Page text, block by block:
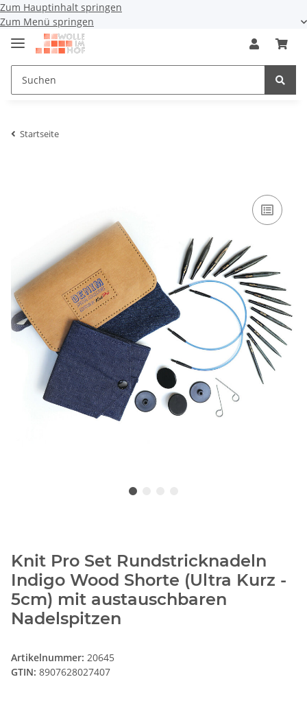
Zum Hauptinhalt springen
Zum Menü springen
Startseite
Knit Pro Set Rundstricknadeln
Indigo Wood Shorte (Ultra Kurz -
5cm) mit austauschbaren
Nadelspitzen
Artikelnummer: 20645
GTIN: 8907628027407